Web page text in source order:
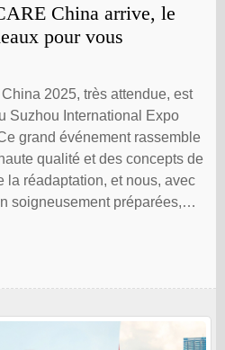
China arrive, le
pour vous
2025, très attendue, est
Suzhou International Expo
grand événement rassemble
qualité et des concepts de
la réadaptation, et nous, avec
soigneusement préparées,